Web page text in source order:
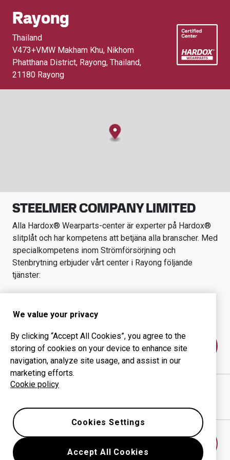
Rayong
Thailand
V473+VMW Makham Khu, Nikhom
Phatthana District, Rayong, Thailand,
21180 Rayong
STEELMER COMPANY LIMITED
Alla Hardox® Wearparts-center är experter på Hardox®
slitplåt och har kompetens att betjäna alla branscher. Med
specialkompetens inom Strömförsörjning och
Stenbrytning erbjuder vårt center i Rayong följande
tjänster:
Ökad driftsäkerhet
Kontakta oss
STEELMER COMPANY LIMITED
We value your privacy
By clicking “Accept All Cookies”, you agree to the
storing of cookies on your device to enhance site
navigation, analyze site usage, and assist in our
marketing efforts.
Cookie policy
Accept All Cookies
Cookies Settings